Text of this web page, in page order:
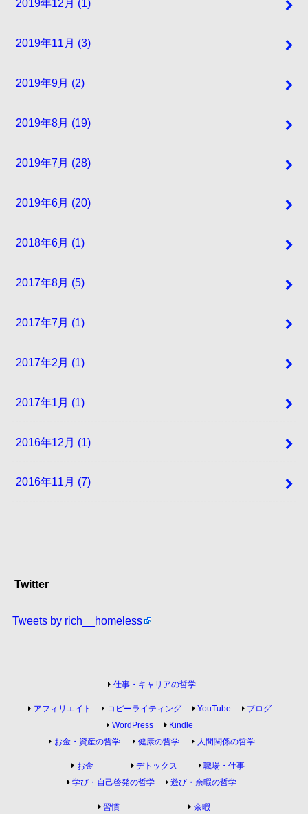
2019年12月 (1)
2019年11月 (3)
2019年9月 (2)
2019年8月 (19)
2019年7月 (28)
2019年6月 (20)
2018年6月 (1)
2017年8月 (5)
2017年7月 (1)
2017年2月 (1)
2017年1月 (1)
2016年12月 (1)
2016年11月 (7)
Twitter
Tweets by rich__homeless
仕事・キャリアの哲学
アフィリエイト コピーライティング YouTube
ブログ
WordPress
Kindle
お金・資産の哲学
お金
健康の哲学
デトックス
人間関係の哲学
職場・仕事
学び・自己啓発の哲学
習慣
遊び・余暇の哲学
余暇